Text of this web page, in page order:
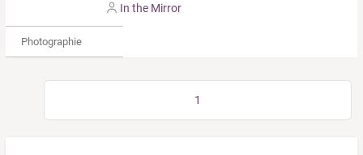
In the Mirror
Photographie
1